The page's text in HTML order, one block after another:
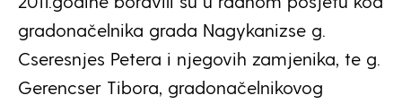
gradonačelnika grada Nagykanizse g.
Cseresnjes Petera i njegovih zamjenika, te g.
Gerencser Tibora, gradonačelnikovog